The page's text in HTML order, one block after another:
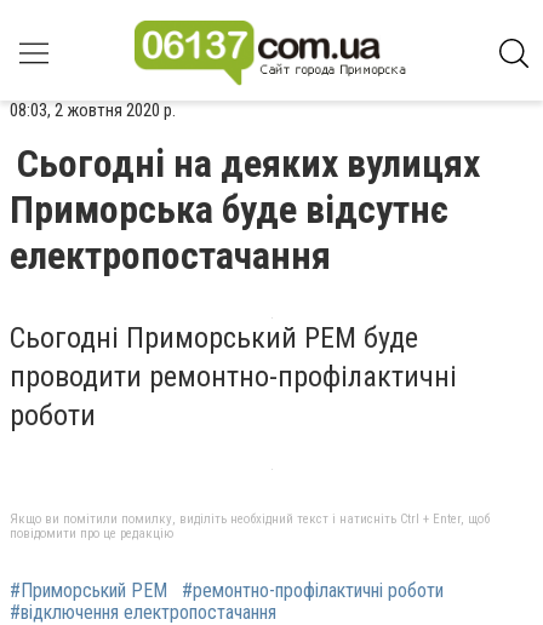
08:03, 2 жовтня 2020 р.
Сьогодні на деяких вулицях
Приморська буде відсутнє
електропостачання
Сьогодні Приморський РЕМ буде
проводити ремонтно-профілактичні
роботи
Якщо ви помітили помилку, виділіть необхідний текст і натисніть Ctrl + Enter, щоб
повідомити про це редакцію
#Приморський РЕМ
#ремонтно-профілактичні роботи
#відключення електропостачання